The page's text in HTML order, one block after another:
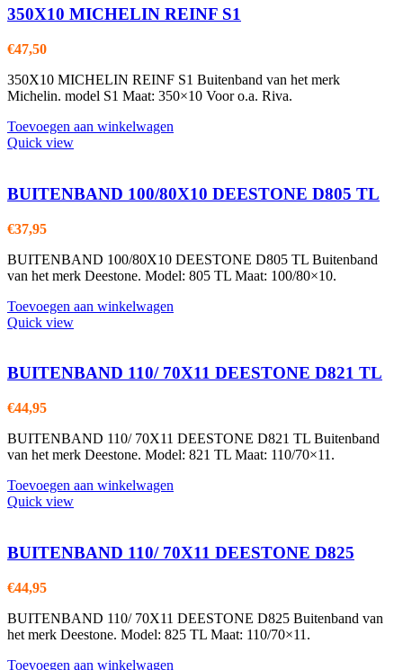
350X10 MICHELIN REINF S1
€47,50
350X10 MICHELIN REINF S1 Buitenband van het merk
Michelin. model S1 Maat: 350×10 Voor o.a. Riva.
Toevoegen aan winkelwagen
Quick view
BUITENBAND 100/80X10 DEESTONE D805 TL
€37,95
BUITENBAND 100/80X10 DEESTONE D805 TL Buitenband
van het merk Deestone. Model: 805 TL Maat: 100/80×10.
Toevoegen aan winkelwagen
Quick view
BUITENBAND 110/ 70X11 DEESTONE D821 TL
€44,95
BUITENBAND 110/ 70X11 DEESTONE D821 TL Buitenband
van het merk Deestone. Model: 821 TL Maat: 110/70×11.
Toevoegen aan winkelwagen
Quick view
BUITENBAND 110/ 70X11 DEESTONE D825
€44,95
BUITENBAND 110/ 70X11 DEESTONE D825 Buitenband van
het merk Deestone. Model: 825 TL Maat: 110/70×11.
Toevoegen aan winkelwagen